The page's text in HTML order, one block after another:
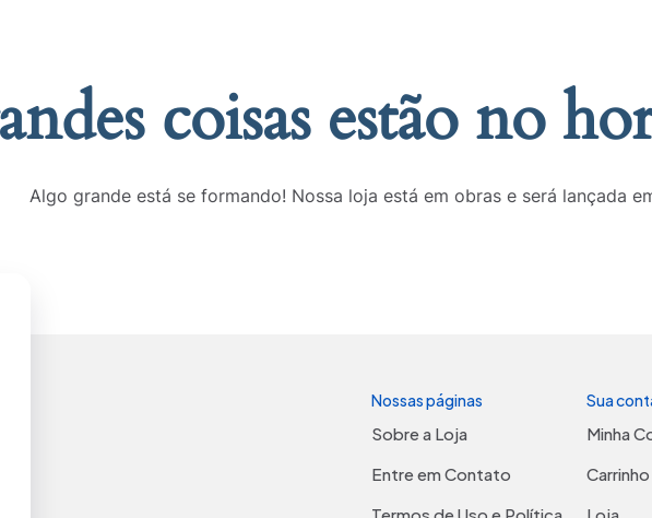
coisas estão no
Algo grande está se formando! Nossa loja está em obras e será lançada
Nossas páginas
Sobre a Loja
Entre em Contato
Termos de Uso e Política
Sua
Minha
Carrinho
Loja